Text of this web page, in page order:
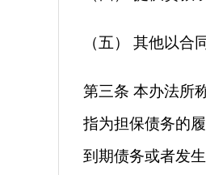
（五） 其他以合
第三条 本办法所
指为担保债务的
到期债务或者发